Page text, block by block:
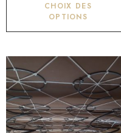
CHOIX DES
OPTIONS